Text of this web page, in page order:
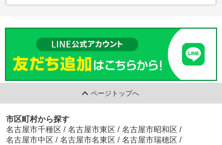
ページトップへ
市区町村から探す
名古屋市千種区 / 名古屋市東区 / 名古屋市昭和区 /
名古屋市中区 / 名古屋市名東区 / 名古屋市瑞穂区 /